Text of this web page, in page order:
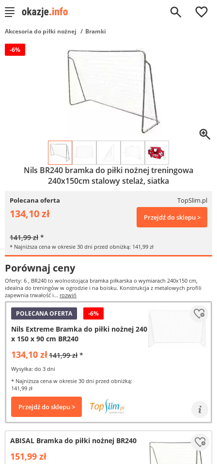
0
Akcesoria do piłki nożnej Bramki
-6%
Nils BR240 bramka do piłki nożnej treningowa
240x150cm stalowy stelaż, siatka
Polecana oferta TopSlim.pl
134,10 zł Przejdź do sklepu >
141,99 zł *
* Najniższa cena w okresie 30 dni przed obniżką: 141,99 zł
Porównaj ceny
Oferty: 6 , BR240 to wolnostojąca bramka piłkarska o wymiarach 240x150 cm,
idealna do treningów w ogrodzie i na boisku. Konstrukcja z metalowych profili
zapewnia trwałość i... rozwiń
POLECANA OFERTA -6%
Nils Extreme Bramka do piłki nożnej 240
x 150 x 90 cm BR240
134,10 zł141,99 zł *
Wysyłka: do 3 dni
* Najniższa cena w okresie 30 dni przed obniżką:
141,99 zł
Przejdź do sklepu >
ABISAL Bramka do piłki nożnej BR240
151,99 zł